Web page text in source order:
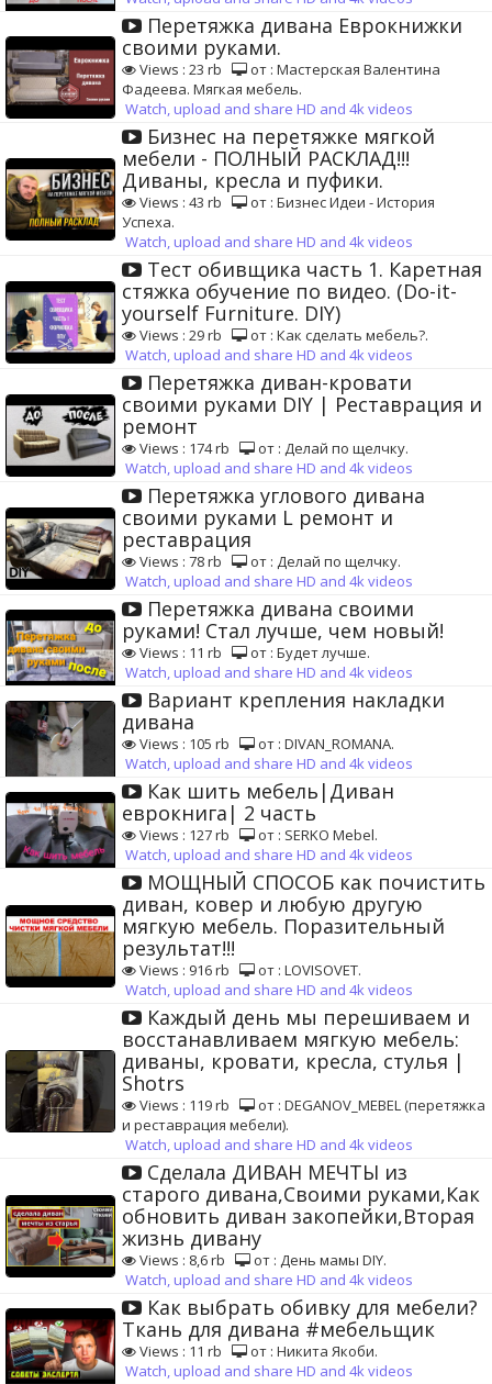
Перетяжка дивана Еврокнижки
своими руками.
Views : 23 rb
от : Мастерская Валентина
Фадеева. Мягкая мебель.
Watch, upload and share HD and 4k videos
Бизнес на перетяжке мягкой
мебели - ПОЛНЫЙ РАСКЛАД!!!
Диваны, кресла и пуфики.
Views : 43 rb
от : Бизнес Идеи - История
Успеха.
Watch, upload and share HD and 4k videos
Тест обивщика часть 1. Каретная
стяжка обучение по видео. (Do-it-
yourself Furniture. DIY)
Views : 29 rb
от : Как сделать мебель?.
Watch, upload and share HD and 4k videos
Перетяжка диван-кровати
своими руками DIY | Реставрация и
ремонт
Views : 174 rb
от : Делай по щелчку.
Watch, upload and share HD and 4k videos
Перетяжка углового дивана
своими руками L ремонт и
реставрация
Views : 78 rb
от : Делай по щелчку.
Watch, upload and share HD and 4k videos
Перетяжка дивана своими
руками! Стал лучше, чем новый!
Views : 11 rb
от : Будет лучше.
Watch, upload and share HD and 4k videos
Вариант крепления накладки
дивана
Views : 105 rb
от : DIVAN_ROMANA.
Watch, upload and share HD and 4k videos
Как шить мебель|Диван
еврокнига| 2 часть
Views : 127 rb
от : SERKO Mebel.
Watch, upload and share HD and 4k videos
МОЩНЫЙ СПОСОБ как почистить
диван, ковер и любую другую
мягкую мебель. Поразительный
результат!!!
Views : 916 rb
от : LOVISOVET.
Watch, upload and share HD and 4k videos
Каждый день мы перешиваем и
восстанавливаем мягкую мебель:
диваны, кровати, кресла, стулья |
Shotrs
Views : 119 rb
от : DEGANOV_MEBEL (перетяжка
и реставрация мебели).
Watch, upload and share HD and 4k videos
Сделала ДИВАН МЕЧТЫ из
старого дивана,Своими руками,Как
обновить диван закопейки,Вторая
жизнь дивану
Views : 8,6 rb
от : День мамы DIY.
Watch, upload and share HD and 4k videos
Как выбрать обивку для мебели?
Ткань для дивана #мебельщик
Views : 11 rb
от : Никита Якоби.
Watch, upload and share HD and 4k videos